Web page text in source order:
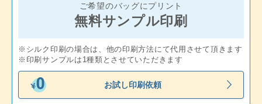
ご希望のバッグにプリント
無料サンプル印刷
※シルク印刷の場合は、他の印刷方法にて代用させて頂きます
※印刷サンプルは1種類とさせていただきます
お試し印刷依頼